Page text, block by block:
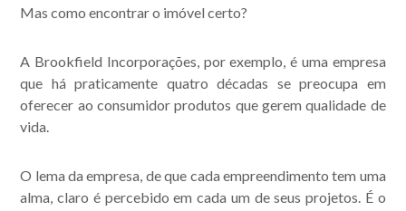
Mas como encontrar o imóvel certo?
A Brookfield Incorporações, por exemplo, é uma empresa
que há praticamente quatro décadas se preocupa em
oferecer ao consumidor produtos que gerem qualidade de
vida.
O lema da empresa, de que cada empreendimento tem uma
alma, claro é percebido em cada um de seus projetos. É o